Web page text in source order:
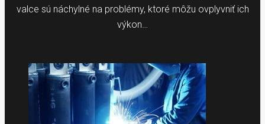
valce sú náchylné na problémy, ktoré môžu ovplyvniť ich
výkon…